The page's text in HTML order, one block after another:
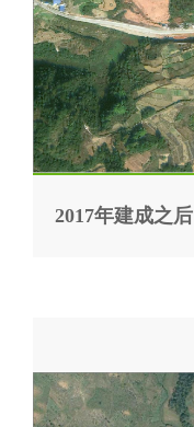
2017年建成之后